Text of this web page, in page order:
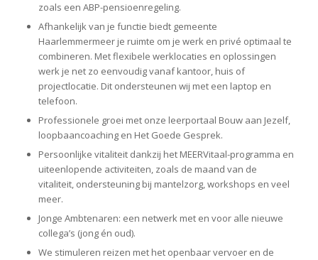
zoals een ABP-pensioenregeling.
Afhankelijk van je functie biedt gemeente
Haarlemmermeer je ruimte om je werk en privé optimaal te
combineren. Met flexibele werklocaties en oplossingen
werk je net zo eenvoudig vanaf kantoor, huis of
projectlocatie. Dit ondersteunen wij met een laptop en
telefoon.
Professionele groei met onze leerportaal Bouw aan Jezelf,
loopbaancoaching en Het Goede Gesprek.
Persoonlijke vitaliteit dankzij het MEERVitaal-programma en
uiteenlopende activiteiten, zoals de maand van de
vitaliteit, ondersteuning bij mantelzorg, workshops en veel
meer.
Jonge Ambtenaren: een netwerk met en voor alle nieuwe
collega’s (jong én oud).
We stimuleren reizen met het openbaar vervoer en de